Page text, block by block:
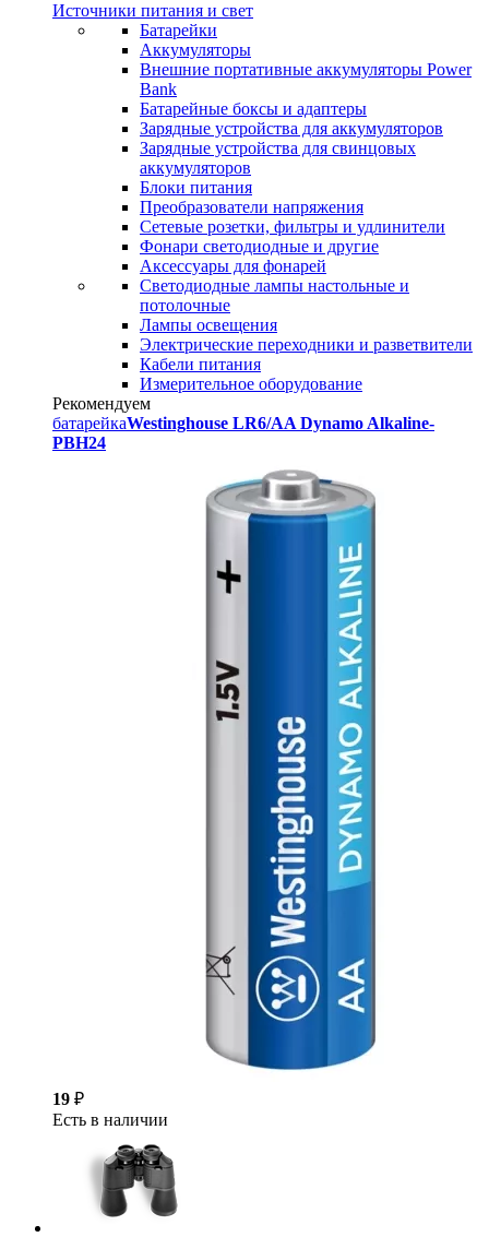
Источники питания и свет
Батарейки
Аккумуляторы
Внешние портативные аккумуляторы Power
Bank
Батарейные боксы и адаптеры
Зарядные устройства для аккумуляторов
Зарядные устройства для свинцовых
аккумуляторов
Блоки питания
Преобразователи напряжения
Сетевые розетки, фильтры и удлинители
Фонари светодиодные и другие
Аксессуары для фонарей
Светодиодные лампы настольные и
потолочные
Лампы освещения
Электрические переходники и разветвители
Кабели питания
Измерительное оборудование
Рекомендуем
батарейкаWestinghouse LR6/AA Dynamo Alkaline-
PBH24
19 ₽
Есть в наличии